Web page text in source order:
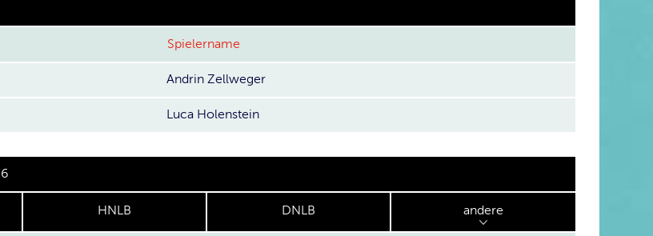
Spielername
Andrin Zellweger
Luca Holenstein
HNLB DNLB andere